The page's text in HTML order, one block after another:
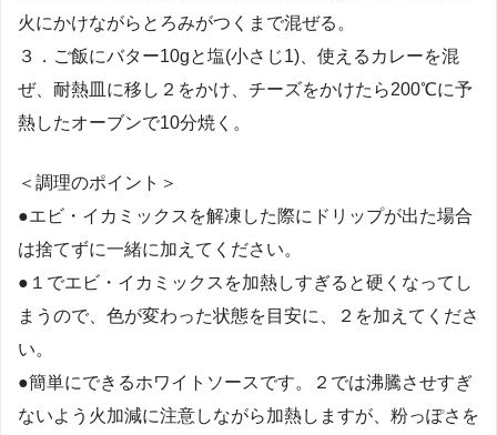
火にかけながらとろみがつくまで混ぜる。
３．ご飯にバター10gと塩(小さじ1)、使えるカレーを混
ぜ、耐熱皿に移し２をかけ、チーズをかけたら200℃に予
熱したオーブンで10分焼く。
＜調理のポイント＞
●エビ・イカミックスを解凍した際にドリップが出た場合
は捨てずに一緒に加えてください。
●１でエビ・イカミックスを加熱しすぎると硬くなってし
まうので、色が変わった状態を目安に、２を加えてくださ
い。
●簡単にできるホワイトソースです。２では沸騰させすぎ
ないよう火加減に注意しながら加熱しますが、粉っぽさを